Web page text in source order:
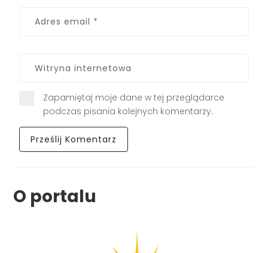
Zapamiętaj moje dane w tej przeglądarce
podczas pisania kolejnych komentarzy.
O portalu